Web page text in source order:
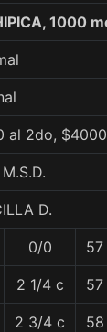
1000
al 2do,
D.
0/0 57
2 1/4 c 57
2 3/4 c 58